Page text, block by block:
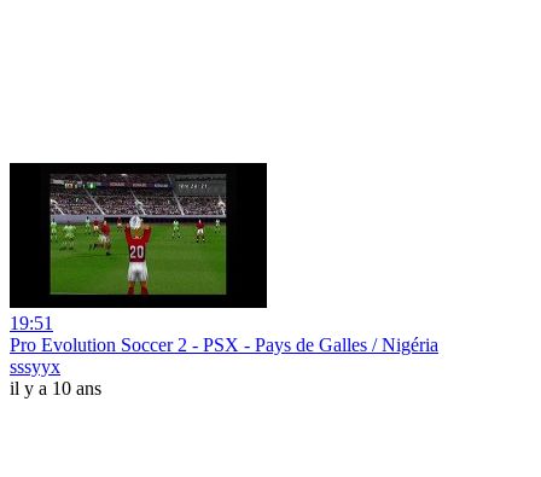
19:51
Pro Evolution Soccer 2 - PSX - Pays de Galles / Nigéria
sssyyx
il y a 10 ans